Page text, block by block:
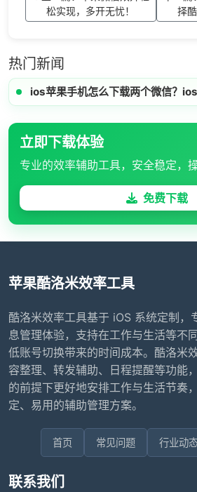
松实现，多开无忧！
择
热门新闻
ios苹果手机怎么下载两个微信？
立即下载体验
专业的效率辅助工具，安全稳定，
免费下载
苹果酷洛米效率工具
酷洛米效率工具基于 iOS 系统定制，
息管理体验，支持在工作与生活等不
低账号切换带来的时间成本。酷洛米
容整理、转发辅助、日程提醒等功能
的前提下更好地安排工作与生活节奏
定、易用的辅助管理方案。
首页 常见问题 行业动
联系我们